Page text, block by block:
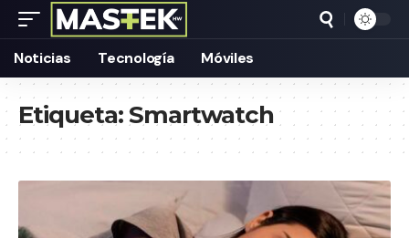
Noticias Tecnología Móviles
Etiqueta:Smartwatch